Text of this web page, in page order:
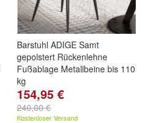
Barstuhl ADIGE Samt
gepolstert Rückenlehne
Fußablage Metallbeine bis 110
kg
154,95 €
240,00 €
Kostenloser Versand